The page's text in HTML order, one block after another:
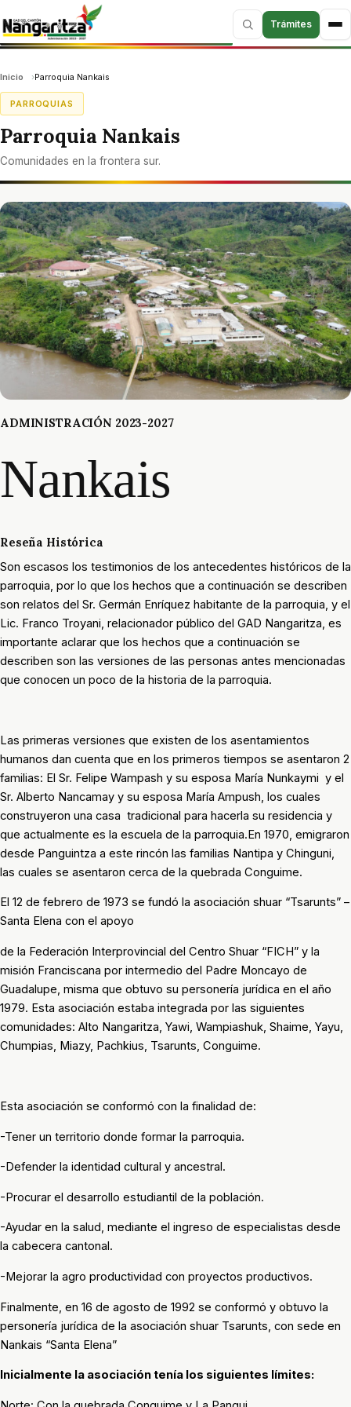
to
content
Trámites
Inicio Parroquia Nankais
PARROQUIAS
Parroquia Nankais
Comunidades en la frontera sur.
ADMINISTRACIÓN 2023-2027
Nankais
Reseña Histórica
Son escasos los testimonios de los antecedentes históricos de la
parroquia, por lo que los hechos que a continuación se describen
son relatos del Sr. Germán Enríquez habitante de la parroquia, y el
Lic. Franco Troyani, relacionador público del GAD Nangaritza, es
importante aclarar que los hechos que a continuación se
describen son las versiones de las personas antes mencionadas
que conocen un poco de la historia de la parroquia.
Las primeras versiones que existen de los asentamientos
humanos dan cuenta que en los primeros tiempos se asentaron 2
familias: El Sr. Felipe Wampash y su esposa María Nunkaymi y el
Sr. Alberto Nancamay y su esposa María Ampush, los cuales
construyeron una casa tradicional para hacerla su residencia y
que actualmente es la escuela de la parroquia.En 1970, emigraron
desde Panguintza a este rincón las familias Nantipa y Chinguni,
las cuales se asentaron cerca de la quebrada Conguime.
El 12 de febrero de 1973 se fundó la asociación shuar “Tsarunts” –
Santa Elena con el apoyo
de la Federación Interprovincial del Centro Shuar “FICH” y la
misión Franciscana por intermedio del Padre Moncayo de
Guadalupe, misma que obtuvo su personería jurídica en el año
1979. Esta asociación estaba integrada por las siguientes
comunidades: Alto Nangaritza, Yawi, Wampiashuk, Shaime, Yayu,
Chumpias, Miazy, Pachkius, Tsarunts, Conguime.
Esta asociación se conformó con la finalidad de:
-Tener un territorio donde formar la parroquia.
-Defender la identidad cultural y ancestral.
-Procurar el desarrollo estudiantil de la población.
-Ayudar en la salud, mediante el ingreso de especialistas desde
la cabecera cantonal.
-Mejorar la agro productividad con proyectos productivos.
Finalmente, en 16 de agosto de 1992 se conformó y obtuvo la
personería jurídica de la asociación shuar Tsarunts, con sede en
Nankais “Santa Elena”
Inicialmente la asociación tenía los siguientes límites: